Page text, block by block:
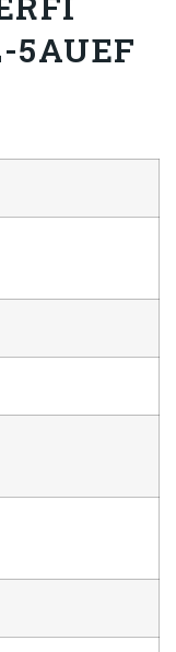
5AUEF